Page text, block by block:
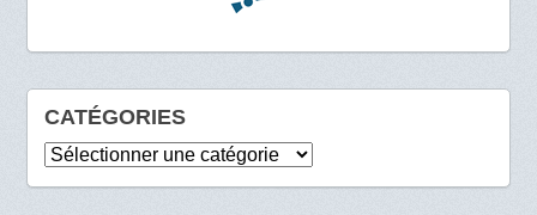
CATÉGORIES
Catégories